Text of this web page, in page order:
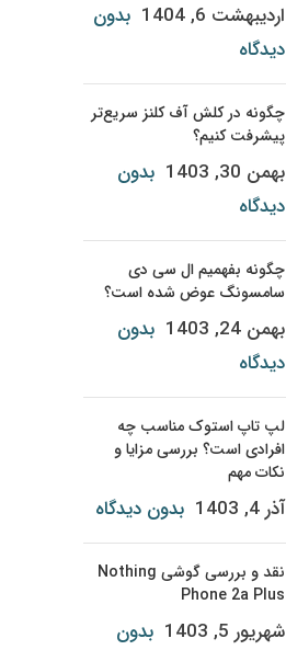
اردیبهشت 6, 1404
بدون
دیدگاه
چگونه در کلش آف کلنز سریع‌تر
پیشرفت کنیم؟
بهمن 30, 1403
بدون
دیدگاه
چگونه بفهمیم ال سی دی
سامسونگ عوض شده است؟
بهمن 24, 1403
بدون
دیدگاه
لپ تاپ استوک مناسب چه
افرادی است؟ بررسی مزایا و
نکات مهم
آذر 4, 1403 بدون دیدگاه
نقد و بررسی گوشی Nothing
Phone 2a Plus
شهریور 5, 1403
بدون